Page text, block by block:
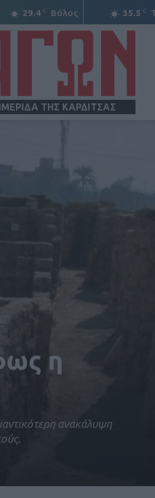
29.4 C Βόλος 35.5 C
ΤΗΣ ΚΑΡΔΙΤΣΑΣ
η
ανακάλυψη